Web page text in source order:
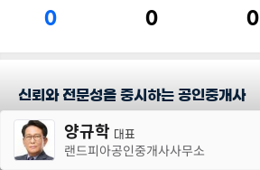
0 0 0
신뢰와 전문성을 중시하는 공인중개사
담당지역양규학 대표
랜드피아공인중개사사무소